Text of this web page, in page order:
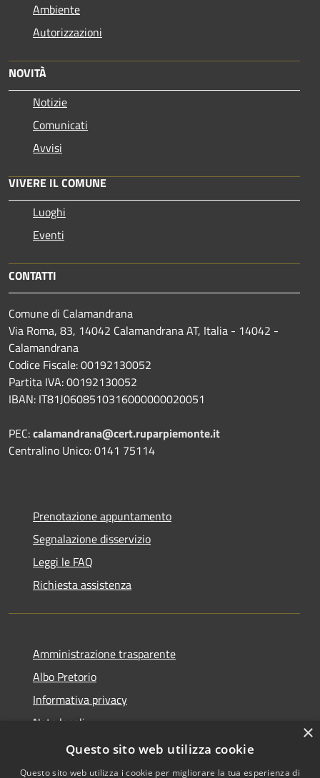
Ambiente
Autorizzazioni
NOVITÀ
Notizie
Comunicati
Avvisi
VIVERE IL COMUNE
Luoghi
Eventi
CONTATTI
Comune di Calamandrana
Via Roma, 83, 14042 Calamandrana AT, Italia - 14042 -
Calamandrana
Codice Fiscale: 00192130052
Partita IVA: 00192130052
IBAN: IT81J0608510316000000020051
PEC:calamandrana@cert.ruparpiemonte.it
Centralino Unico: 0141 75114
Prenotazione appuntamento
Segnalazione disservizio
Leggi le FAQ
Richiesta assistenza
Amministrazione trasparente
Albo Pretorio
Informativa privacy
Note legali
Dichiarazione di accessibilità
×
Questo sito web utilizza cookie
Questo sito web utilizza i cookie per migliorare la tua esperienza di